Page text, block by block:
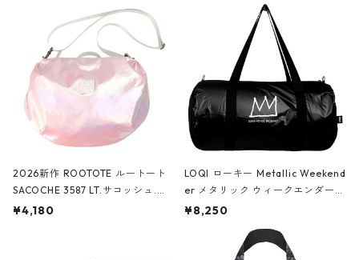
2026新作 ROOTOTE ルートート
SACOCHE 3587 LT.サコッシュ.ル
ミエ-B ショルダーバッグ グロスピ
¥4,180
LOQI ローキー Metallic Weekend
er メタリック ウィークエンダー
ボストンバッグ ショルダーバッグ
Black ジャン=ミッシェル・バスキ
ア/クラウン ブラック
¥8,250